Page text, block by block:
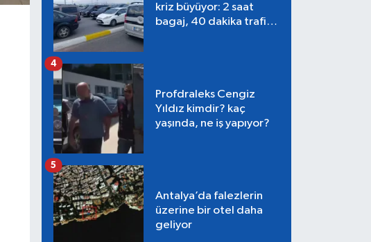
kriz büyüyor: 2 saat
bagaj, 40 dakika trafik,
Profdraleks Cengiz
Yıldız kimdir? kaç
yaşında, ne iş yapıyor?
4
Antalya’da falezlerin
üzerine bir otel daha
geliyor
5